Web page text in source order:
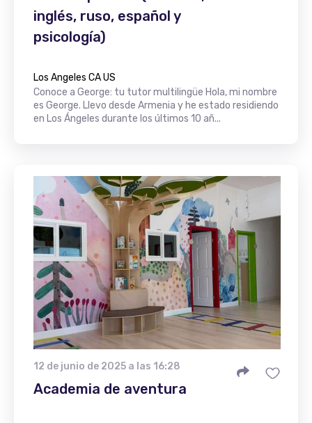
inglés, ruso, español y
psicología)
Los Angeles CA US
Conoce a George: tu tutor multilingüe Hola, mi nombre
es George. Llevo desde Armenia y he estado residiendo
en Los Ángeles durante los últimos 10 añ...
12 de junio de 2025 a las 16:28
Academia de aventura